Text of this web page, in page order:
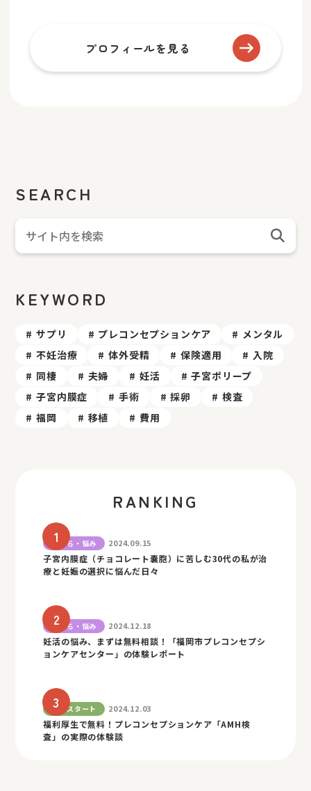
プロフィールを見る
SEARCH
KEYWORD
サプリ プレコンセプションケア
メンタル
不妊治療
体外受精 保険適用
入院
同棲
夫婦 妊活
子宮ポリープ
子宮内膜症
手術 採卵
検査
福岡
移植 費用
RANKING
気持ち・悩み 2024.09.15
子宮内膜症（チョコレート嚢胞）に苦しむ30代の私が治
療と妊娠の選択に悩んだ日々
気持ち・悩み 2024.12.18
妊活の悩み、まずは無料相談！「福岡市プレコンセプシ
ョンケアセンター」の体験レポート
妊活スタート 2024.12.03
福利厚生で無料！プレコンセプションケア「AMH検
査」の実際の体験談